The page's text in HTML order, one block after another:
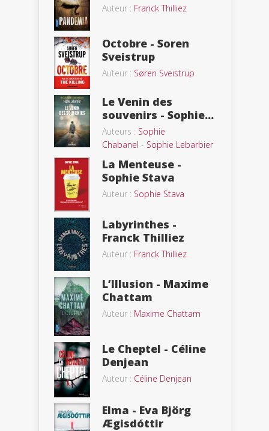
Auteur : Franck Thilliez
Octobre - Soren
Sveistrup
Auteur : Søren Sveistrup
Le Venin des
souvenirs - Sophie...
Auteurs : Sophie
Chabanel - Sophie Lebarbier
La Menteuse -
Sophie Stava
Auteur : Sophie Stava
Labyrinthes -
Franck Thilliez
Auteur : Franck Thilliez
L’Illusion - Maxime
Chattam
Auteur : Maxime Chattam
Le Cheptel - Céline
Denjean
Auteur : Céline Denjean
Elma - Eva Björg
Ægisdóttir